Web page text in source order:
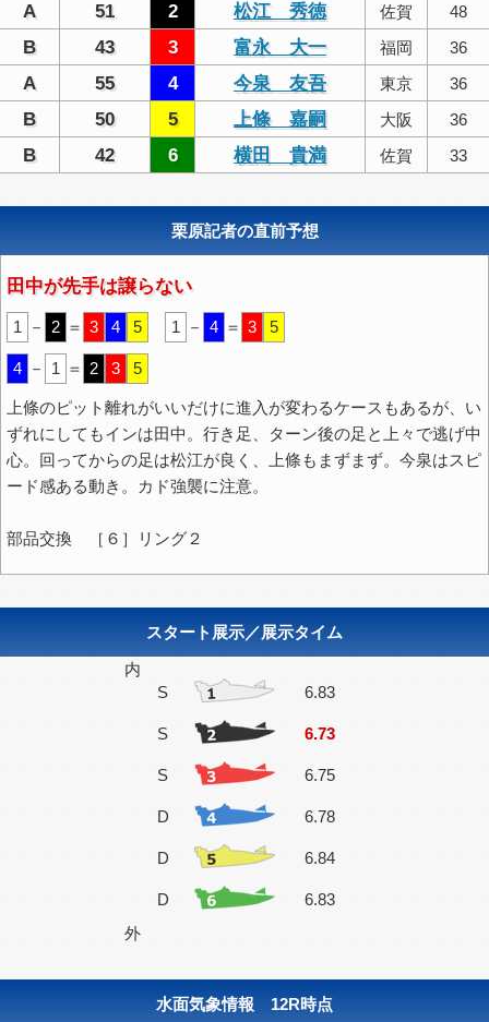
A 51 2 松江 秀徳 佐賀 48
B 43 3 富永 大一 福岡 36
A 55 4 今泉 友吾 東京 36
B 50 5 上條 嘉嗣 大阪 36
B 42 6 横田 貴満 佐賀 33
栗原記者の直前予想
田中が先手は譲らない
1 － 2 ＝ 3 4 5 1 － 4 ＝ 3 5
4 － 1 ＝ 2 3 5
上條のピット離れがいいだけに進入が変わるケースもあるが、い
ずれにしてもインは田中。行き足、ターン後の足と上々で逃げ中
心。回ってからの足は松江が良く、上條もまずまず。今泉はスピ
ード感ある動き。カド強襲に注意。
部品交換 ［６］リング２
スタート展示／展示タイム
内
S
6.83
S 6.73
S 6.75
D 6.78
D 6.84
D
6.83
外
水面気象情報 12R時点